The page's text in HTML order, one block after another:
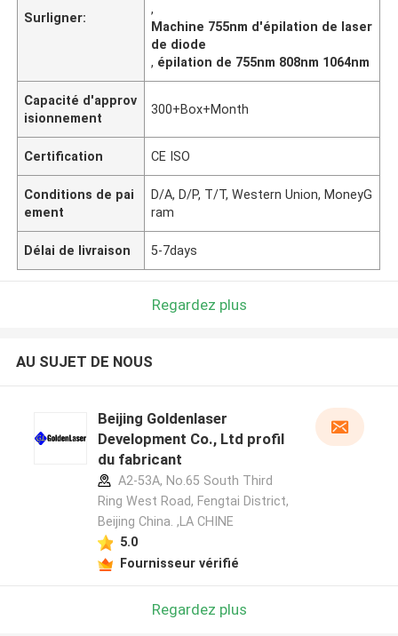
Surligner:
,
Machine 755nm d'épilation de laser
de diode
, épilation de 755nm 808nm 1064nm
Capacité d'approv
isionnement
300+Box+Month
Certification CE ISO
Conditions de pai
ement
D/A, D/P, T/T, Western Union, MoneyG
ram
Délai de livraison 5-7days
Regardez plus
AU SUJET DE NOUS
Beijing Goldenlaser
Development Co., Ltd profil
du fabricant
A2-53A, No.65 South Third
Ring West Road, Fengtai District,
Beijing China. ,LA CHINE
5.0
Fournisseur vérifié
Regardez plus